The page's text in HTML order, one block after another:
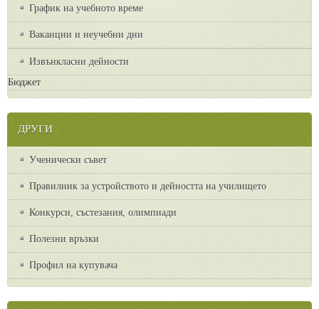
График на учебното време
Ваканции и неучебни дни
Извънкласни дейности
Бюджет
ДРУГИ
Ученически съвет
Правилник за устройството и дейността на училището
Конкурси, състезания, олимпиади
Полезни връзки
Профил на купувача